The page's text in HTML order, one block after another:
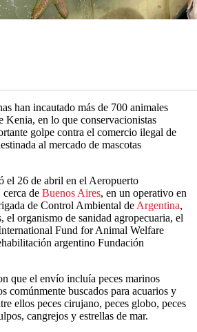
han incautado más de 700 animales
Kenia, en lo que conservacionistas
golpe contra el comercio ilegal de
al mercado de mascotas
el 26 de abril en el Aeropuerto
de Buenos Aires, en un operativo en
de Control Ambiental de Argentina,
el organismo de sanidad agropecuaria, el
Fund for Animal Welfare
argentino Fundación
que el envío incluía peces marinos
comúnmente buscados para acuarios y
ellos peces cirujano, peces globo, peces
cangrejos y estrellas de mar.